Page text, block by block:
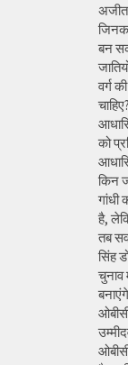
अजीत
बन
वर्ग
को
किन
गांधी
है,
तब
सिंह
चुनाव